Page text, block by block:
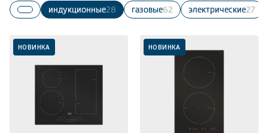
Посудомоечные машины
Встраиваемая техника
Малая бытовая техника
Климатическая техника
Индукционные 28 Газовые 62 Электрические 27
НОВИНКА НОВИНКА